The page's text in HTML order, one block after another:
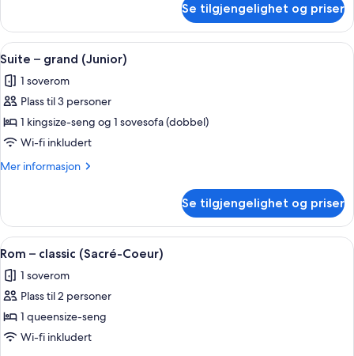
–
junior
Se tilgjengelighet og priser
Åpne
alle
bildene
av
Suite
–
grand
Suite – grand (Junior) | Sengetøy
4
Suite – grand (Junior)
1 soverom
Plass til 3 personer
1 kingsize-seng og 1 sovesofa (dobbel)
Wi-fi inkludert
Mer informasjon
Mer
–
grand
(Junior)
Se tilgjengelighet og priser
Åpne
alle
bildene
av
Rom
–
Rom – classic (Sacré-Coeur) |
5
Rom – classic (Sacré-Coeur)
1 soverom
Plass til 2 personer
1 queensize-seng
Wi-fi inkludert